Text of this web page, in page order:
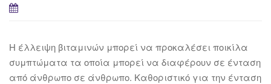
Η έλλειψη βιταμινών μπορεί να προκαλέσει ποικίλα
συμπτώματα τα οποία μπορεί να διαφέρουν σε ένταση
από άνθρωπο σε άνθρωπο. Καθοριστικό για την ένταση